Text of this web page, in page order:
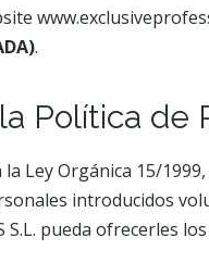
.
Política de
Ley Orgánica 15/
introducidos
S.L. pueda ofrecerles